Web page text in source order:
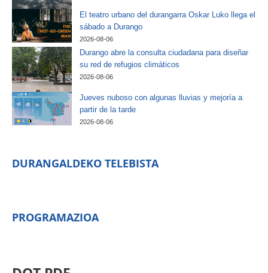
El teatro urbano del durangarra Oskar Luko llega el
sábado a Durango
2026-08-06
Durango abre la consulta ciudadana para diseñar
su red de refugios climáticos
2026-08-06
Jueves nuboso con algunas lluvias y mejoría a
partir de la tarde
2026-08-06
DURANGALDEKO TELEBISTA
PROGRAMAZIOA